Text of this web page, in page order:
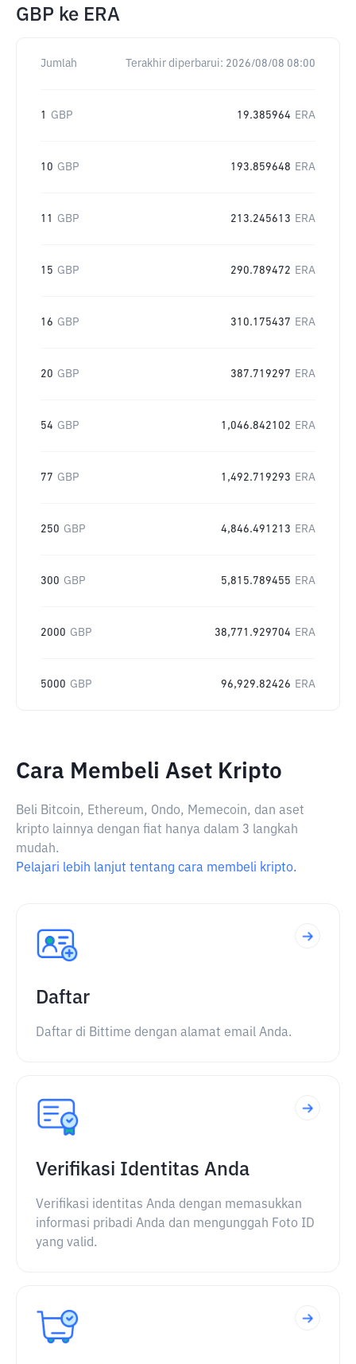
GBP ke ERA
Jumlah Terakhir diperbarui: 2026/08/08 08:00
1 GBP 19.385964 ERA
10 GBP 193.859648 ERA
11 GBP 213.245613 ERA
15 GBP 290.789472 ERA
16 GBP 310.175437 ERA
20 GBP 387.719297 ERA
54 GBP 1,046.842102 ERA
77 GBP 1,492.719293 ERA
250 GBP 4,846.491213 ERA
300 GBP 5,815.789455 ERA
2000 GBP 38,771.929704 ERA
5000 GBP 96,929.82426 ERA
Cara Membeli Aset Kripto
Beli Bitcoin, Ethereum, Ondo, Memecoin, dan aset
kripto lainnya dengan fiat hanya dalam 3 langkah
mudah.
Pelajari lebih lanjut tentang cara membeli kripto.
Daftar
Daftar di Bittime dengan alamat email Anda.
Verifikasi Identitas Anda
Verifikasi identitas Anda dengan memasukkan
informasi pribadi Anda dan mengunggah Foto ID
yang valid.